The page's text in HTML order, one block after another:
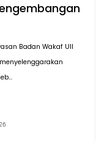
Badan Wakaf UII